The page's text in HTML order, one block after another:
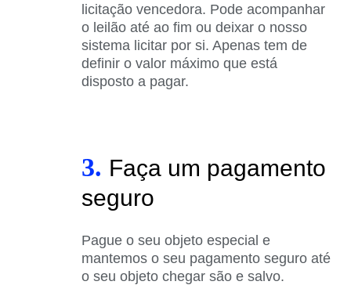
licitação vencedora. Pode acompanhar
o leilão até ao fim ou deixar o nosso
sistema licitar por si. Apenas tem de
definir o valor máximo que está
disposto a pagar.
3. Faça um pagamento
seguro
Pague o seu objeto especial e
mantemos o seu pagamento seguro até
o seu objeto chegar são e salvo.